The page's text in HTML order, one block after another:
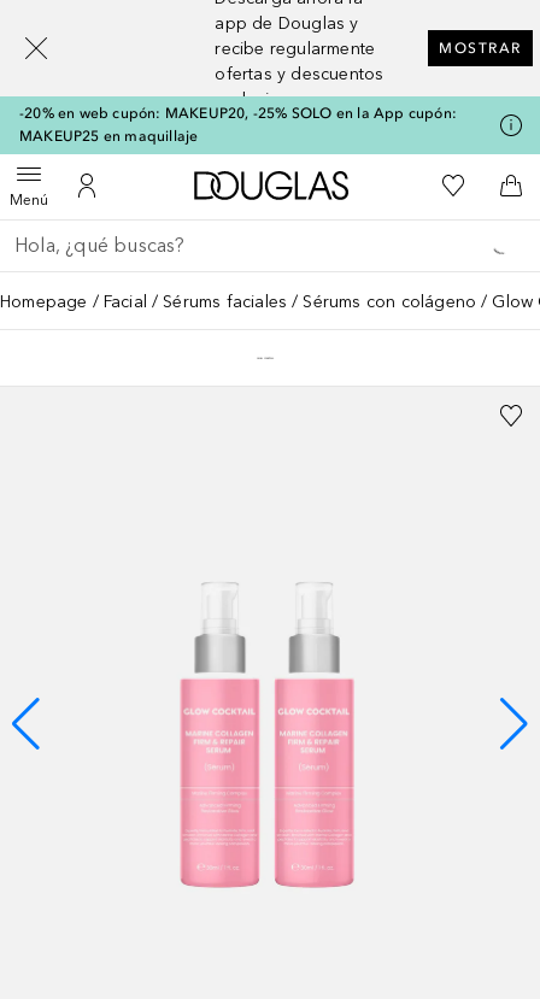
app de Douglas y
recibe regularmente
ofertas y descuentos
exclusivos
MOSTRAR
-20% en web cupón: MAKEUP20, -25% SOLO en la App cupón:
MAKEUP25 en maquillaje
MenúAbrir menúMi cuenta
A Douglas HomeMi lista de
A
Regresar
Ejecutar búsqueda
Homepage Facial Sérums faciales Sérums con colágeno Glow
[navigation.slideout.screenreader]